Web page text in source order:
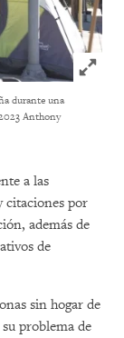
Click to
durante una
Anthony
a las
citaciones por
además de
de
sin hogar de
problema de